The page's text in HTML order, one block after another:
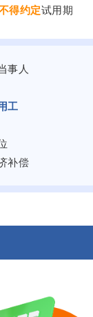
得约定试用期
事人
工
补偿